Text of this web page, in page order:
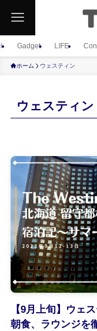
Gadget LIFE
ホーム ウェスティン
ウェスティン
【9月上旬】ウェ
朝食、ラウンジを